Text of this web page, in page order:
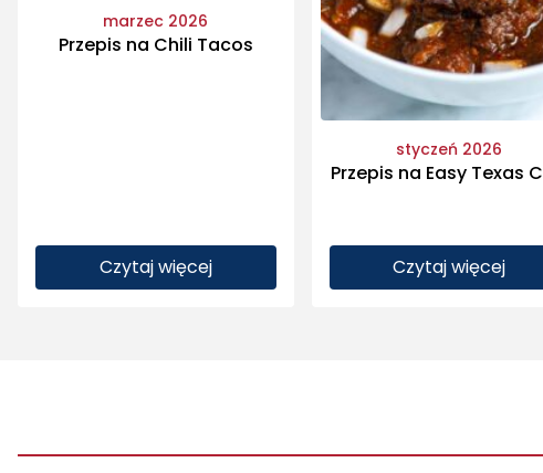
marzec 2026
Przepis na Chili Tacos
Czytaj więcej
styczeń 2026
Przepis na Easy Texas
Czytaj więcej